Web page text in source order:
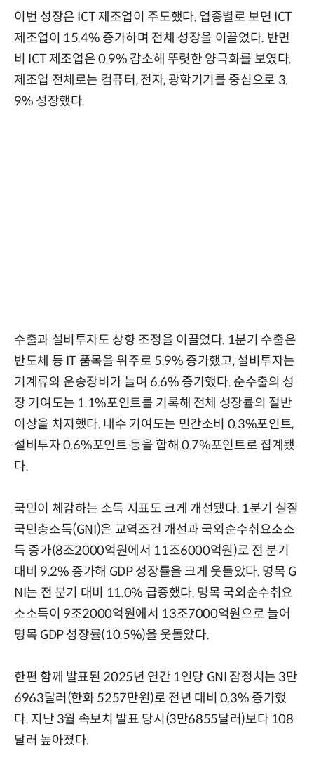
이번 성장은 ICT 제조업이 주도했다. 업종별로 보면 ICT
제조업이 15.4% 증가하며 전체 성장을 이끌었다. 반면
비 ICT 제조업은 0.9% 감소해 뚜렷한 양극화를 보였다.
제조업 전체로는 컴퓨터, 전자, 광학기기를 중심으로 3.
9% 성장했다.
수출과 설비투자도 상향 조정을 이끌었다. 1분기 수출은
반도체 등 IT 품목을 위주로 5.9% 증가했고, 설비투자는
기계류와 운송장비가 늘며 6.6% 증가했다. 순수출의 성
장 기여도는 1.1%포인트를 기록해 전체 성장률의 절반
이상을 차지했다. 내수 기여도는 민간소비 0.3%포인트,
설비투자 0.6%포인트 등을 합해 0.7%포인트로 집계됐
다.
국민이 체감하는 소득 지표도 크게 개선됐다. 1분기 실질
국민총소득(GNI)은 교역조건 개선과 국외순수취요소소
득 증가(8조2000억원에서 11조6000억원)로 전 분기
대비 9.2% 증가해 GDP 성장률을 크게 웃돌았다. 명목 G
NI는 전 분기 대비 11.0% 급증했다. 명목 국외순수취요
소소득이 9조2000억원에서 13조7000억원으로 늘어
명목 GDP 성장률(10.5%)을 웃돌았다.
한편 함께 발표된 2025년 연간 1인당 GNI 잠정치는 3만
6963달러(한화 5257만원)로 전년 대비 0.3% 증가했
다. 지난 3월 속보치 발표 당시(3만6855달러)보다 108
달러 높아졌다.